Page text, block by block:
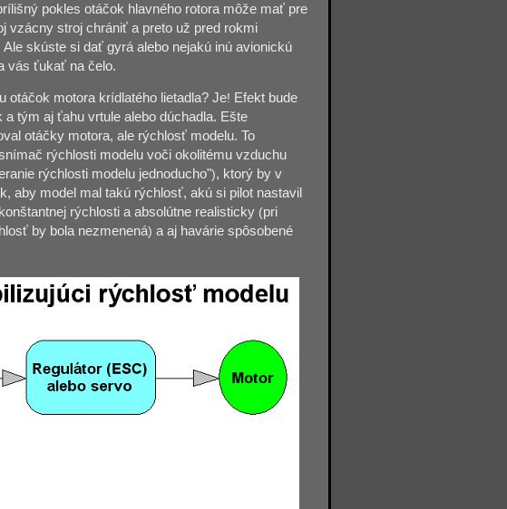
pokles otáčok hlavného rotora môže mať pre
vzácny stroj chrániť a preto už pred rokmi
skúste si dať gyrá alebo nejakú inú avionickú
vás ťukať na čelo.
otáčok motora krídlatého lietadla? Je! Efekt bude
tým aj ťahu vrtule alebo dúchadla. Ešte
otáčky motora, ale rýchlosť modelu. To
rýchlosti modelu voči okolitému vzduchu
rýchlosti modelu jednoducho"), ktorý by v
aby model mal takú rýchlosť, akú si pilot nastavil
rýchlosti a absolútne realisticky (pri
by bola nezmenená) a aj havárie spôsobené